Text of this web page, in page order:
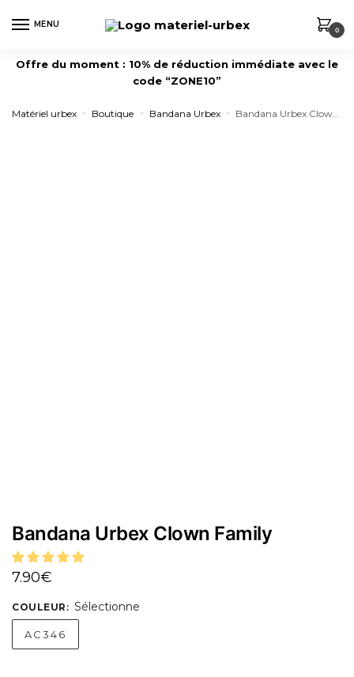
MENU
0
Offre du moment : 10% de réduction immédiate avec le
code “ZONE10”
Matériel urbex » Boutique » Bandana Urbex » Bandana Urbex Clown Family
Bandana Urbex Clown Family
7.90€
COULEUR : Sélectionne
AC346